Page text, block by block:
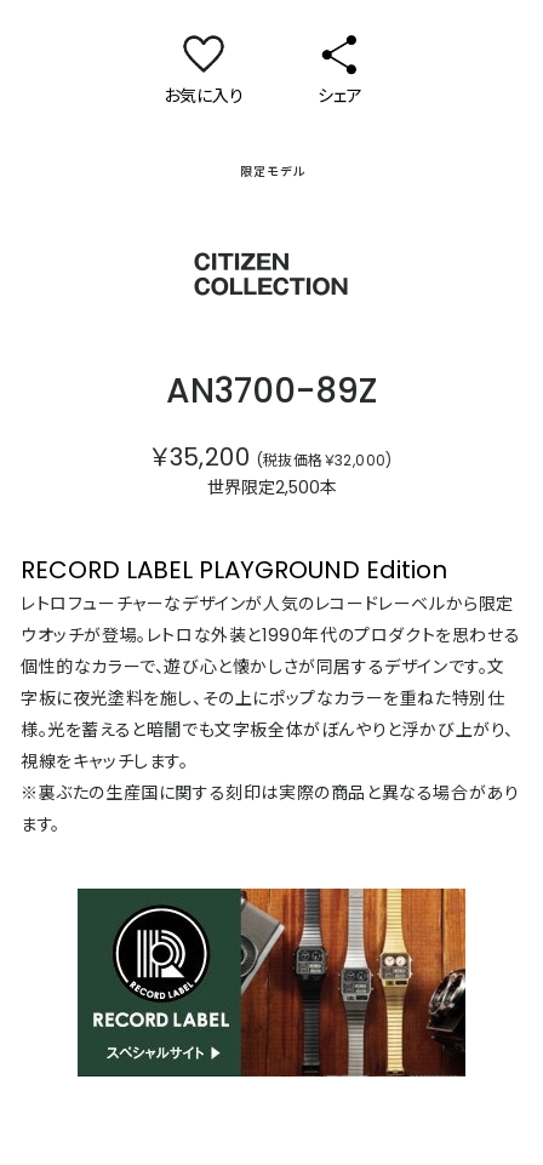
お気に入り シェア
限定モデル
AN3700-89Z
￥35,200 (税抜価格￥32,000)
世界限定2,500本
RECORD LABEL PLAYGROUND Edition
レトロフューチャーなデザインが人気のレコードレーベルから限定
ウオッチが登場。レトロな外装と1990年代のプロダクトを思わせる
個性的なカラーで、遊び心と懐かしさが同居するデザインです。文
字板に夜光塗料を施し、その上にポップなカラーを重ねた特別仕
様。光を蓄えると暗闇でも文字板全体がぼんやりと浮かび上がり、
視線をキャッチします。
※裏ぶたの生産国に関する刻印は実際の商品と異なる場合があり
ます。